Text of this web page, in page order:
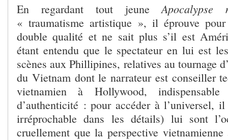
En regardant tout jeuneApocalypse
« traumatisme artistique », il éprouve
double qualité et ne sait plus s’il est
étant entendu que le spectateur en lui est
scènes aux Phillipines, relatives au tournage
du Vietnam dont le narrateur est conseiller
vietnamien à Hollywood, indispensable
d’authenticité : pour accéder à l’universel, il
irréprochable dans les détails) lui sont
cruellement que la perspective